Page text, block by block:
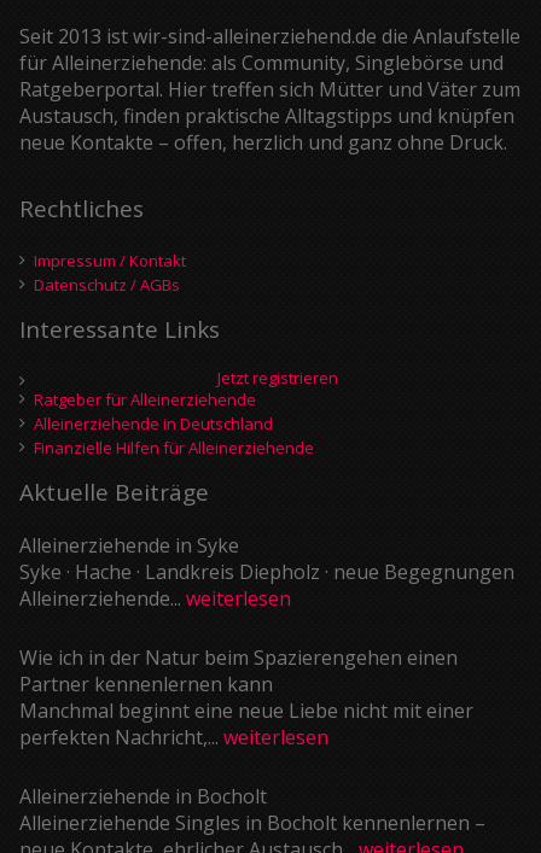
Seit 2013 ist wir-sind-alleinerziehend.de die Anlaufstelle
für Alleinerziehende: als Community, Singlebörse und
Ratgeberportal. Hier treffen sich Mütter und Väter zum
Austausch, finden praktische Alltagstipps und knüpfen
neue Kontakte – offen, herzlich und ganz ohne Druck.
Rechtliches
Impressum / Kontakt
Datenschutz / AGBs
Interessante Links
Jetzt registrieren
Ratgeber für Alleinerziehende
Alleinerziehende in Deutschland
Finanzielle Hilfen für Alleinerziehende
Aktuelle Beiträge
Alleinerziehende in Syke
Syke · Hache · Landkreis Diepholz · neue Begegnungen
Alleinerziehende... weiterlesen
Wie ich in der Natur beim Spazierengehen einen
Partner kennenlernen kann
Manchmal beginnt eine neue Liebe nicht mit einer
perfekten Nachricht,... weiterlesen
Alleinerziehende in Bocholt
Alleinerziehende Singles in Bocholt kennenlernen –